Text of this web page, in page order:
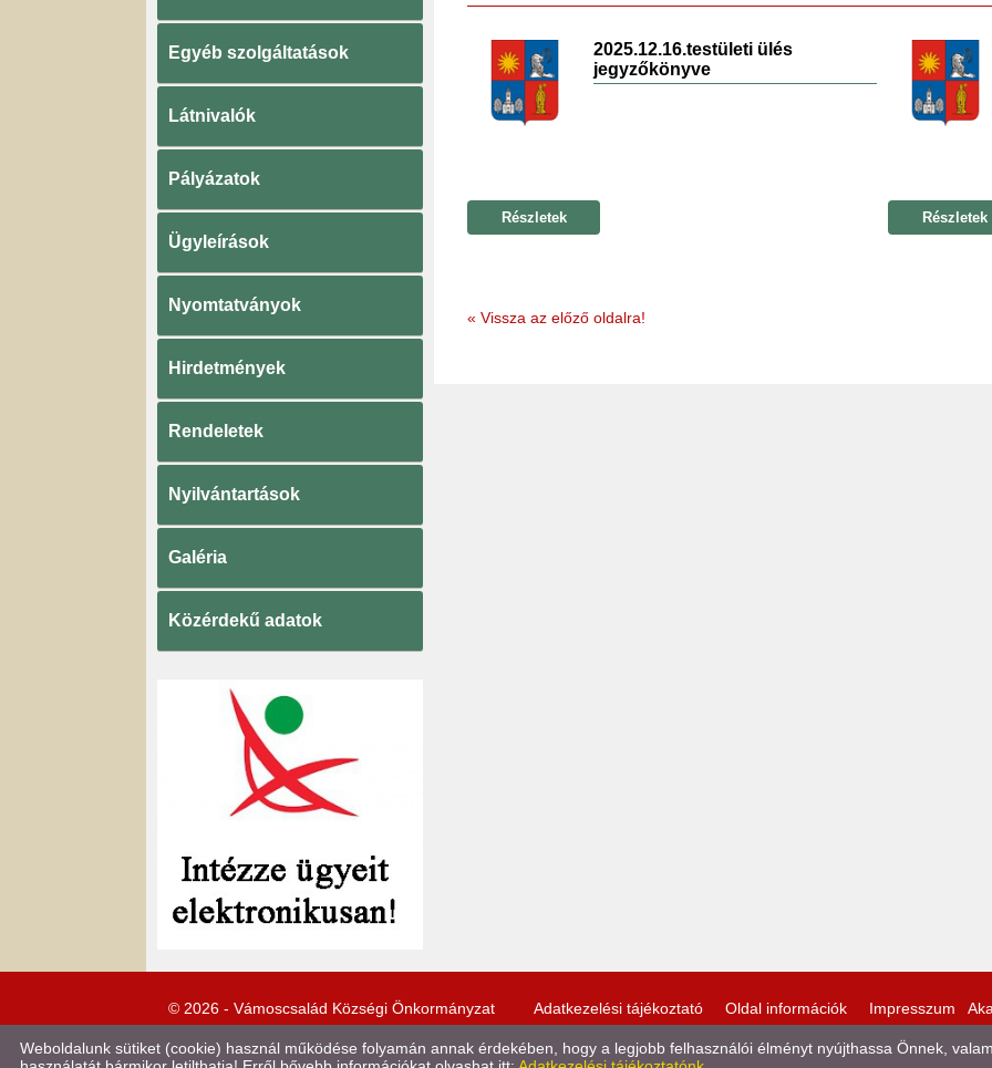
Egyéb szolgáltatások
Látnivalók
Pályázatok
Ügyleírások
Nyomtatványok
Hirdetmények
Rendeletek
Nyilvántartások
Galéria
Közérdekű adatok
2025.12.16.testületi ülés
jegyzőkönyve
Részletek Részletek
« Vissza az előző oldalra!
© 2026 - Vámoscsalád Községi Önkormányzat Adatkezelési tájékoztató Oldal információk Impresszum
Weboldalunk sütiket (cookie) használ működése folyamán annak érdekében, hogy a legjobb felhasználói élményt nyújthassa Önnek,